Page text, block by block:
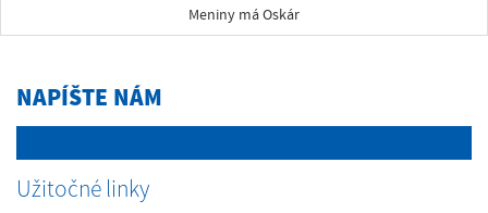
Meniny má Oskár
NAPÍŠTE NÁM
Užitočné linky